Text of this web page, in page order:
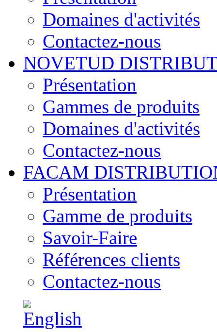
Domaines d'activités
Contactez-nous
NOVETUD
Présentation
Gammes de produits
Domaines d'activités
Contactez-nous
FACAM
Présentation
Gamme de produits
Savoir-Faire
Références clients
Contactez-nous